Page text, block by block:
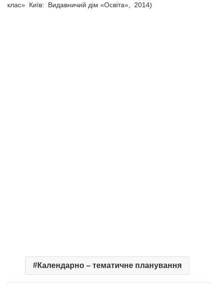
клас» Київ: Видавничий дім «Освіта», 2014)
Календарно – тематичне планування